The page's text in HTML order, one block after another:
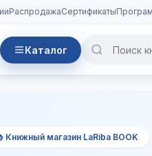
РаспродажаСертификаты
Каталог
Книжный магазин LaRiba BOOK